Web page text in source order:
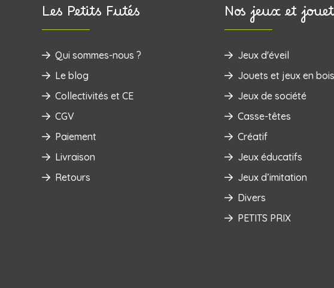
Les Petits Futés
Qui sommes-nous ?
Le blog
Collectivités et CE
CGV
Paiement
Livraison
Retours
Nos jeux et
Jeux d'éveil
‌Jouets et jeux en bois
Jeux de société
Casse-têtes
Créatif
Jeux éducatifs
Jeux d’imitation
Divers
PETITS PRIX